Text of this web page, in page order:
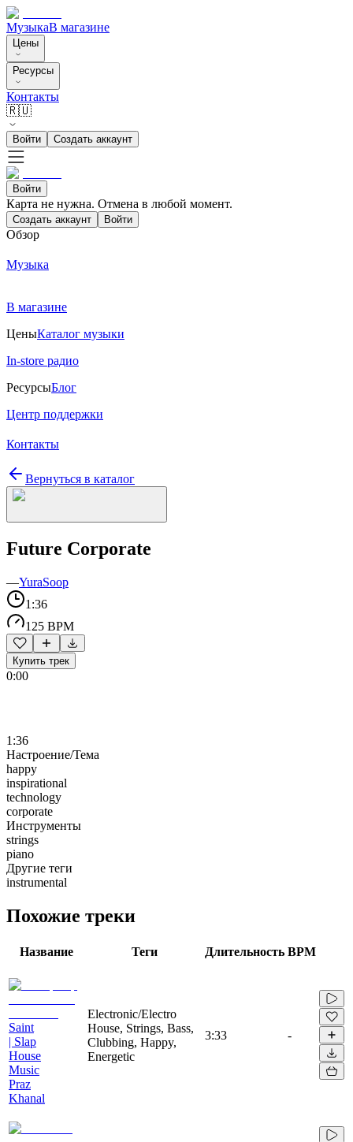
МузыкаВ магазине
Цены
Ресурсы
Контакты
🇷🇺
Войти Создать аккаунт
Войти
Карта не нужна. Отмена в любой момент.
Создать аккаунт Войти
Обзор
Музыка
В магазине
ЦеныКаталог музыки
In-store радио
РесурсыБлог
Центр поддержки
Контакты
Вернуться в каталог
Future Corporate
—YuraSoop
1:36
125 BPM
Купить трек
0:00
1:36
Настроение/Тема
happy
inspirational
technology
corporate
Инструменты
strings
piano
Другие теги
instrumental
Похожие треки
Название Теги Длительность BPM
Saint
| Slap
House
Music
Praz
Khanal
Electronic/Electro
House, Strings, Bass,
Clubbing, Happy,
Energetic
3:33 -